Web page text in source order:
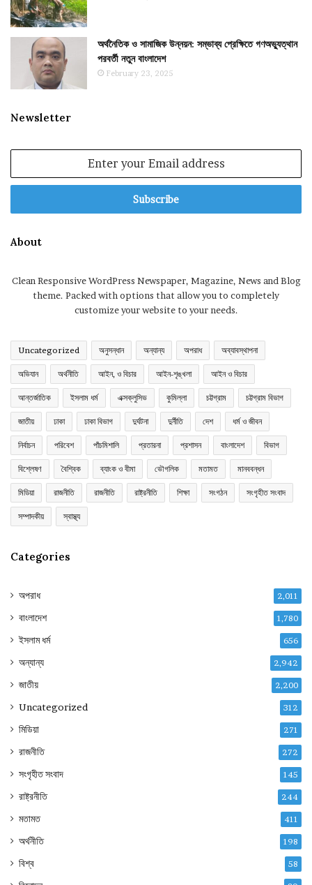
অর্থনৈতিক ও সামাজিক উন্নয়ন: সম্ভাব্য প্রেক্ষিতে গণঅভ্যুত্থান
পরবর্তী নতুন বাংলাদেশ
February 23, 2025
Newsletter
Email
About
Clean Responsive WordPress Newspaper, Magazine, News and Blog
theme. Packed with options that allow you to completely
customize your website to your needs.
Uncategorized অনুসন্ধান অন্যান্য অপরাধ অব্যাবস্থাপনা
অভিযান অর্থনীতি আইন, ও বিচার আইন-শৃঙ্খলা আইন ও বিচার
আন্তর্জাতিক ইসলাম ধর্ম এক্সক্লুসিভ কুমিল্লা চট্টগ্রাম চট্টগ্রাম বিভাগ
জাতীয় ঢাকা ঢাকা বিভাগ দুর্ঘটনা দুর্নীতি দেশ ধর্ম ও জীবন
নির্বাচন পরিবেশ পাঁচমিশালি প্রতারনা প্রশাসন বাংলাদেশ বিভাগ
বিশ্লেষণ বৈশ্বিক ব্যাংক ও বীমা ভৌগলিক মতামত মানববন্ধন
মিডিয়া রাজনীতি রাজনীতি রাষ্ট্রনীতি শিক্ষা সংগঠন সংগৃহীত সংবাদ
সম্পাদকীয় স্বাস্থ্য
Categories
অপরাধ 2,011
বাংলাদেশ 1,780
ইসলাম ধর্ম 656
অন্যান্য 2,942
জাতীয় 2,200
Uncategorized 312
মিডিয়া 271
রাজনীতি 272
সংগৃহীত সংবাদ 145
রাষ্ট্রনীতি 244
মতামত 411
অর্থনীতি 198
বিশ্ব 58